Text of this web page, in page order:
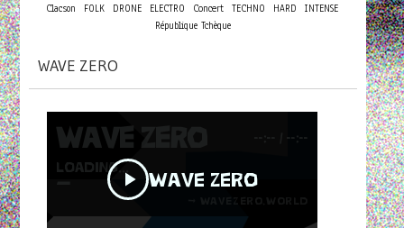
Clacson
FOLK DRONE ELECTRO Concert TECHNO HARD
INTENSE
République Tchèque
WAVE ZERO